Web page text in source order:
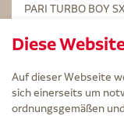
PARI TURBO BOY SX
Kintex Kinesiologie
Diese
Auf dieser Webseite
sich einerseits um
ordnungsgemäßen